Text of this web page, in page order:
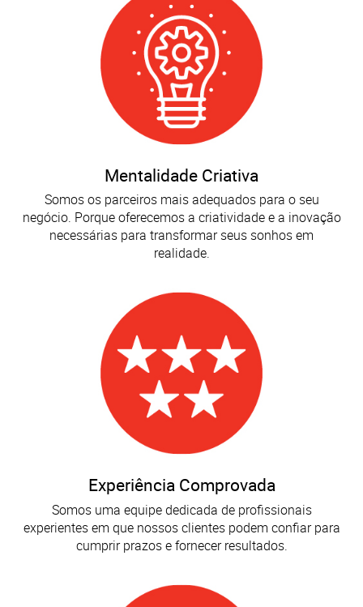
Mentalidade Criativa
Somos os parceiros mais adequados para o seu
negócio. Porque oferecemos a criatividade e a inovação
necessárias para transformar seus sonhos em
realidade.
Experiência Comprovada
Somos uma equipe dedicada de profissionais
experientes em que nossos clientes podem confiar para
cumprir prazos e fornecer resultados.